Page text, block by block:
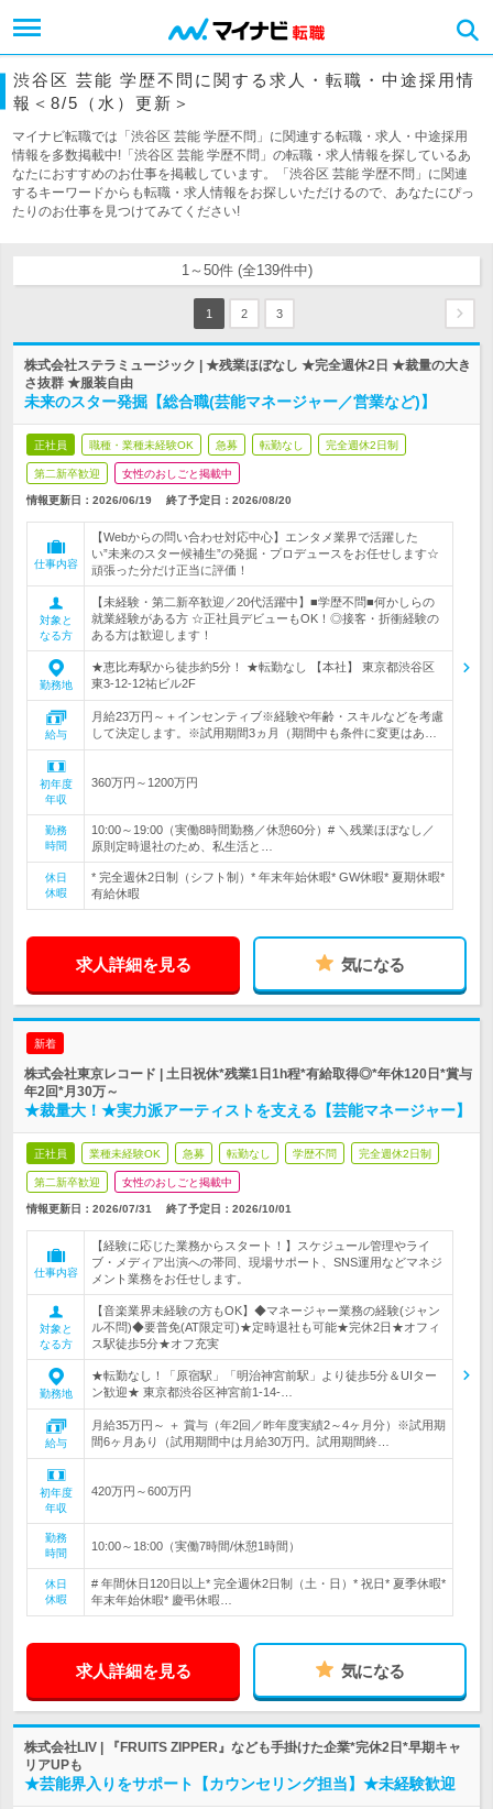
渋谷区 芸能 学歴不問に関する求人・転職・中途採用情
報＜8/5（水）更新＞
マイナビ転職では「渋谷区 芸能 学歴不問」に関連する転職・求人・中途採用
情報を多数掲載中!「渋谷区 芸能 学歴不問」の転職・求人情報を探しているあ
なたにおすすめのお仕事を掲載しています。「渋谷区 芸能 学歴不問」に関連
するキーワードからも転職・求人情報をお探しいただけるので、あなたにぴっ
たりのお仕事を見つけてみてください!
1～50件 (全139件中)
1 2 3
株式会社ステラミュージック | ★残業ほぼなし ★完全週休2日 ★裁量の大き
さ抜群 ★服装自由
未来のスター発掘【総合職(芸能マネージャー／営業など)】
正社員 職種・業種未経験OK 急募 転勤なし 完全週休2日制
第二新卒歓迎 女性のおしごと掲載中
情報更新日：2026/06/19 終了予定日： 2026/08/20
仕事内容
【Webからの問い合わせ対応中心】エンタメ業界で活躍した
い”未来のスター候補生”の発掘・プロデュースをお任せします☆
頑張った分だけ正当に評価！
対象と
なる方
【未経験・第二新卒歓迎／20代活躍中】■学歴不問■何かしらの
就業経験がある方 ☆正社員デビューもOK！◎接客・折衝経験の
ある方は歓迎します！
勤務地
★恵比寿駅から徒歩約5分！ ★転勤なし 【本社】 東京都渋谷区
東3-12-12祐ビル2F
給与
月給23万円～＋インセンティブ※経験や年齢・スキルなどを考慮
して決定します。※試用期間3ヵ月（期間中も条件に変更はあ…
初年度
年収
360万円～1200万円
勤務
時間
10:00～19:00（実働8時間勤務／休憩60分）# ＼残業ほぼなし／
原則定時退社のため、私生活と…
休日
休暇
* 完全週休2日制（シフト制）* 年末年始休暇* GW休暇* 夏期休暇*
有給休暇
求人詳細を見る 気になる
新着
株式会社東京レコード | 土日祝休*残業1日1h程*有給取得◎*年休120日*賞与
年2回*月30万～
★裁量大！★実力派アーティストを支える【芸能マネージャー】
正社員 業種未経験OK 急募 転勤なし 学歴不問 完全週休2日制
第二新卒歓迎 女性のおしごと掲載中
情報更新日：2026/07/31 終了予定日： 2026/10/01
仕事内容
【経験に応じた業務からスタート！】スケジュール管理やライ
ブ・メディア出演への帯同、現場サポート、SNS運用などマネジ
メント業務をお任せします。
対象と
なる方
【音楽業界未経験の方もOK】◆マネージャー業務の経験(ジャン
ル不問)◆要普免(AT限定可)★定時退社も可能★完休2日★オフィ
ス駅徒歩5分★オフ充実
勤務地
★転勤なし！「原宿駅」「明治神宮前駅」より徒歩5分＆UIター
ン歓迎★ 東京都渋谷区神宮前1-14-…
給与
月給35万円～ ＋ 賞与（年2回／昨年度実績2～4ヶ月分）※試用期
間6ヶ月あり（試用期間中は月給30万円。試用期間終…
初年度
年収
420万円～600万円
勤務
時間
10:00～18:00（実働7時間/休憩1時間）
休日
休暇
# 年間休日120日以上* 完全週休2日制（土・日）* 祝日* 夏季休暇*
年末年始休暇* 慶弔休暇…
求人詳細を見る 気になる
株式会社LIV | 『FRUITS ZIPPER』なども手掛けた企業*完休2日*早期キャ
リアUPも
★芸能界入りをサポート【カウンセリング担当】★未経験歓迎